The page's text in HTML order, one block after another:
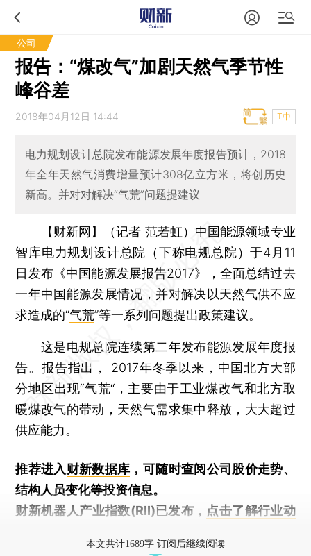
公司
报告：“煤改气”加剧天然气季节性
峰谷差
2018年04月12日 14:44 T中
电力规划设计总院发布能源发展年度报告预计，2018
年全年天然气消费增量预计308亿立方米，将创历史
新高。并对对解决“气荒”问题提建议
【财新网】（记者 范若虹） 中国能源领域专业
智库电力规划设计总院（下称电规总院）于4月11
日发布《中国能源发展报告2017》，全面总结过去
一年中国能源发展情况，并对解决以天然气供不应
求造成的“气荒”等一系列问题提出政策建议。
这是电规总院连续第二年发布能源发展年度报
告。报告指出， 2017年冬季以来，中国北方大部
分地区出现“气荒“，主要由于工业煤改气和北方取
暖煤改气的带动，天然气需求集中释放，大大超过
供应能力。
推荐进入财新数据库 ，可随时查阅公司股价走势、
结构人员变化等投资信息。
财新机器人产业指数(RII)已发布， 点击了解行业动
本文共计1689字 订阅后继续阅读